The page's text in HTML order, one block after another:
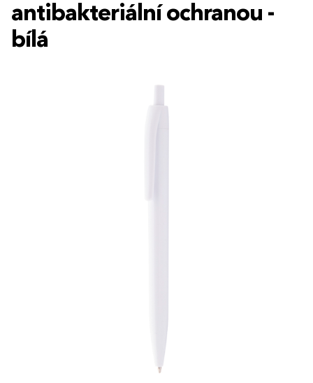
antibakteriální ochranou -
bílá